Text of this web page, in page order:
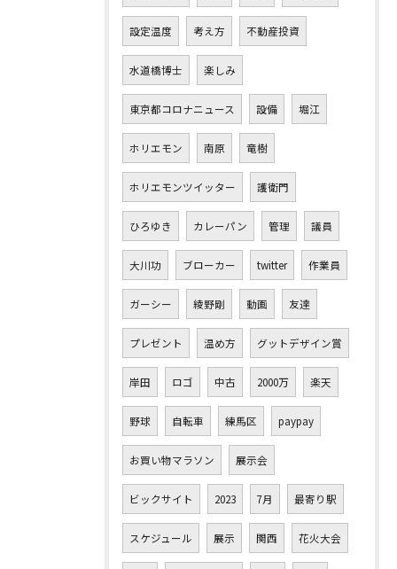
設定温度 考え方 不動産投資
水道橋博士 楽しみ
東京都コロナニュース 設備 堀江
ホリエモン 南原 竜樹
ホリエモンツイッター 護衛門
ひろゆき カレーパン 管理 議員
大川功 ブローカー twitter 作業員
ガーシー 綾野剛 動画 友達
プレゼント 温め方 グットデザイン賞
岸田 ロゴ 中古 2000万 楽天
野球 自転車 練馬区 paypay
お買い物マラソン 展示会
ビックサイト 2023 7月 最寄り駅
スケジュール 展示 関西 花火大会